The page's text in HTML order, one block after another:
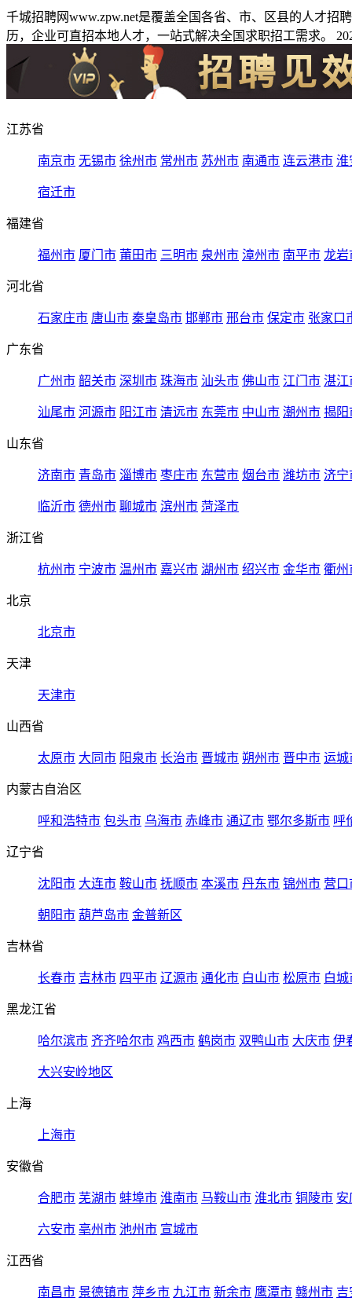
千城招聘网www.zpw.net是覆盖全国各省、市、区县的人才
历，企业可直招本地人才，一站式解决全国求职招工需求。
江苏省
南京市 无锡市 徐州市 常州市 苏州市 南通市 连云港市 淮
宿迁市
福建省
福州市 厦门市 莆田市 三明市 泉州市 漳州市 南平市 龙岩
河北省
石家庄市 唐山市 秦皇岛市 邯郸市 邢台市 保定市 张家口
广东省
广州市 韶关市 深圳市 珠海市 汕头市 佛山市 江门市 湛江
汕尾市 河源市 阳江市 清远市 东莞市 中山市 潮州市 揭阳
山东省
济南市 青岛市 淄博市 枣庄市 东营市 烟台市 潍坊市 济宁
临沂市 德州市 聊城市 滨州市 菏泽市
浙江省
杭州市 宁波市 温州市 嘉兴市 湖州市 绍兴市 金华市 衢州
北京
北京市
天津
天津市
山西省
太原市 大同市 阳泉市 长治市 晋城市 朔州市 晋中市 运城
内蒙古自治区
呼和浩特市 包头市 乌海市 赤峰市 通辽市 鄂尔多斯市 呼
辽宁省
沈阳市 大连市 鞍山市 抚顺市 本溪市 丹东市 锦州市 营口
朝阳市 葫芦岛市 金普新区
吉林省
长春市 吉林市 四平市 辽源市 通化市 白山市 松原市 白城
黑龙江省
哈尔滨市 齐齐哈尔市 鸡西市 鹤岗市 双鸭山市 大庆市 伊
大兴安岭地区
上海
上海市
安徽省
合肥市 芜湖市 蚌埠市 淮南市 马鞍山市 淮北市 铜陵市 安
六安市 亳州市 池州市 宣城市
江西省
南昌市 景德镇市 萍乡市 九江市 新余市 鹰潭市 赣州市 吉